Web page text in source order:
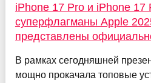
iPhone 17 Pro и iPhone
суперфлагманы Apple
представлены
В рамках сегодняшней
мощно прокачала топовые